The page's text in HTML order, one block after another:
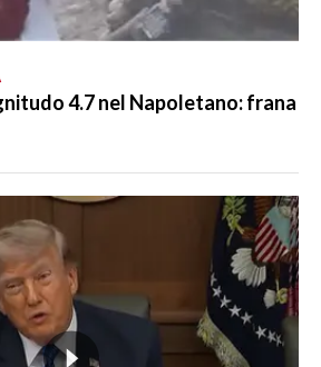
4.7 nel Napoletano: frana